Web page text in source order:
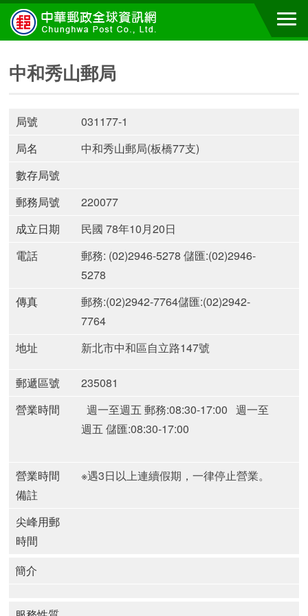
中和秀山郵局
局號
031177-1
局名
中和秀山郵局(板橋77支)
數存局號
郵務局號
220077
成立日期
民國 78年10月20日
電話
郵務: (02)2946-5278 儲匯:(02)2946-
5278
傳真
郵務:(02)2942-7764儲匯:(02)2942-
7764
地址
新北市中和區自立路147號
郵遞區號
235081
營業時間
週一至週五 郵務:08:30-17:00 週一至
週五 儲匯:08:30-17:00
營業時間
備註
※遇3日以上連續假期，一律停止營業。
尖峰用郵
時間
簡介